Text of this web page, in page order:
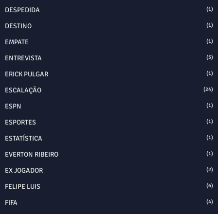
DESPEDIDA (1)
DESTINO (1)
EMPATE (1)
ENTREVISTA (5)
ERICK PULGAR (1)
ESCALAÇÃO (24)
ESPN (1)
ESPORTES (1)
ESTATÍSTICA (1)
EVERTON RIBEIRO (1)
EX JOGADOR (2)
FELIPE LUIS (6)
FIFA (4)